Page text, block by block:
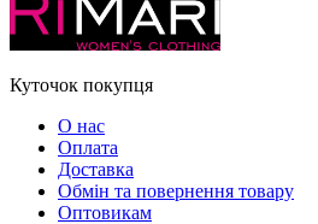
Куточок покупця
О нас
Оплата
Доставка
Обмін та повернення товару
Оптовикам